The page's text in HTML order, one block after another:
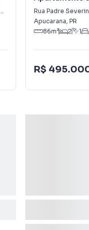
José
Rua Padre
Apucarana, PR
86m² 2 1
R$